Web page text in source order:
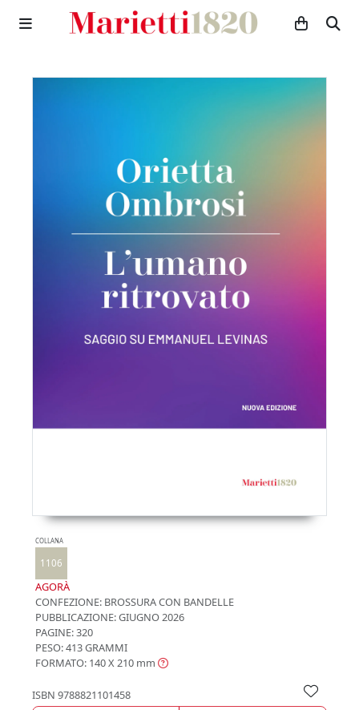
COLLANA
1106
AGORÀ
CONFEZIONE: BROSSURA CON BANDELLE
PUBBLICAZIONE:GIUGNO 2026
PAGINE: 320
PESO: 413 GRAMMI
FORMATO: 140 X 210 mm
ISBN 9788821101458